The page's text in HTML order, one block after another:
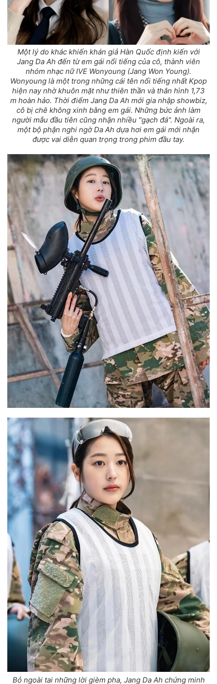
Một lý do khác khiến khán giả Hàn Quốc định kiến với
Jang Da Ah đến từ em gái nổi tiếng của cô, thành viên
nhóm nhạc nữ IVE Wonyoung (Jang Won Young).
Wonyoung là một trong những cái tên nổi tiếng nhất Kpop
hiện nay nhờ khuôn mặt như thiên thần và thân hình 1,73
m hoàn hảo. Thời điểm Jang Da Ah mới gia nhập showbiz,
cô bị chê không xinh bằng em gái. Những bức ảnh làm
người mẫu đầu tiên cũng nhận nhiều "gạch đá". Ngoài ra,
một bộ phận nghi ngờ Da Ah dựa hơi em gái mới nhận
được vai diễn quan trọng trong phim đầu tay.
Bỏ ngoài tai những lời gièm pha, Jang Da Ah chứng minh